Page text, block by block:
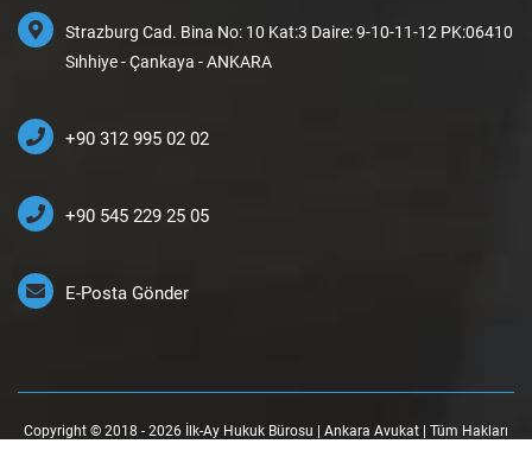
Strazburg Cad. Bina No: 10 Kat:3 Daire: 9-10-11-12 PK:06410
Sıhhiye - Çankaya - ANKARA
+90 312 995 02 02
+90 545 229 25 05
E-Posta Gönder
Copyright © 2018 - 2026 İlk-Ay Hukuk Bürosu | Ankara Avukat | Tüm Hakları